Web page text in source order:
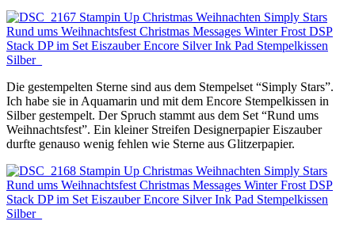
Die gestempelten Sterne sind aus dem Stempelset “Simply Stars”.
Ich habe sie in Aquamarin und mit dem Encore Stempelkissen in
Silber gestempelt. Der Spruch stammt aus dem Set “Rund ums
Weihnachtsfest”. Ein kleiner Streifen Designerpapier Eiszauber
durfte genauso wenig fehlen wie Sterne aus Glitzerpapier.